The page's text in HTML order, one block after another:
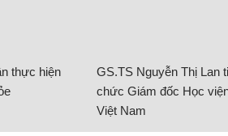
thực hiện
GS.TS Nguyễn Thị Lan
chức Giám đốc Học
Việt Nam